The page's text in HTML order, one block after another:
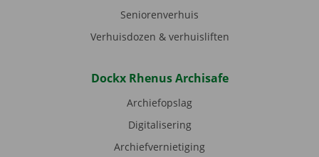
Seniorenverhuis
Verhuisdozen & verhuisliften
Dockx Rhenus Archisafe
Archiefopslag
Digitalisering
Archiefvernietiging